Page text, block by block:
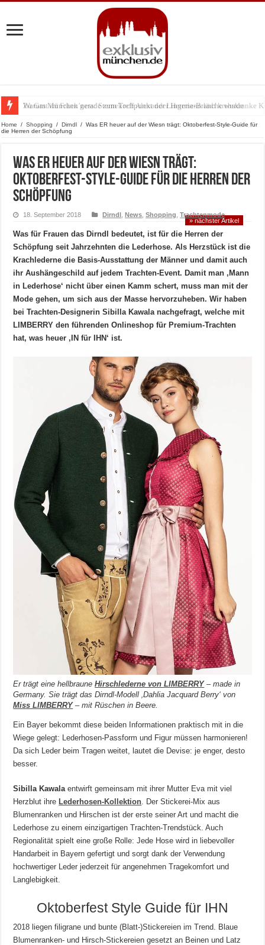
Warum München gerade zum Treffpunkt der Lingerie-Branche wurde
Home / Shopping / Dirndl / Was ER heuer auf der Wiesn trägt: Oktoberfest-Style-Guide für
die Herren der Schöpfung
Was ER heuer auf der Wiesn trägt:
Oktoberfest-Style-Guide für die Herren der
Schöpfung
18. September 2018 Dirndl ,News ,Shopping ,Trachtenmode
» nächster Artikel
Was für Frauen das Dirndl bedeutet, ist für die Herren der
Schöpfung seit Jahrzehnten die Lederhose. Als Herzstück ist die
Krachlederne die Basis-Ausstattung der Männer und damit auch
ihr Aushängeschild auf jedem Trachten-Event. Damit man ‚Mann
in Lederhose‘ nicht über einen Kamm schert, muss man mit der
Mode gehen, um sich aus der Masse hervorzuheben. Wir haben
bei Trachten-Designerin Sibilla Kawala nachgefragt, welche mit
LIMBERRY den führenden Onlineshop für Premium-Trachten
hat, was heuer ‚IN für IHN‘ ist.
Er trägt eine hellbrauneHirschlederne von LIMBERRY– made in
Germany. Sie trägt das Dirndl-Modell ‚Dahlia Jacquard Berry‘ von
Miss LIMBERRY– mit Rüschen in Beere.
Ein Bayer bekommt diese beiden Informationen praktisch mit in die
Wiege gelegt: Lederhosen-Passform und Figur müssen harmonieren!
Da sich Leder beim Tragen weitet, lautet die Devise: je enger, desto
besser.
Sibilla Kawala entwirft gemeinsam mit ihrer Mutter Eva mit viel
Herzblut ihreLederhosen-Kollektion . Der Stickerei-Mix aus
Blumenranken und Hirschen ist der erste seiner Art und macht die
Lederhose zu einem einzigartigen Trachten-Trendstück. Auch
Regionalität spielt eine große Rolle: Jede Hose wird in liebevoller
Handarbeit in Bayern gefertigt und sorgt dank der Verwendung
hochwertiger Leder jederzeit für angenehmen Tragekomfort und
Langlebigkeit.
Oktoberfest Style Guide für IHN
2018 liegen filigrane und bunte (Blatt-)Stickereien im Trend. Blaue
Blumenranken- und Hirsch-Stickereien gesetzt an Beinen und Latz